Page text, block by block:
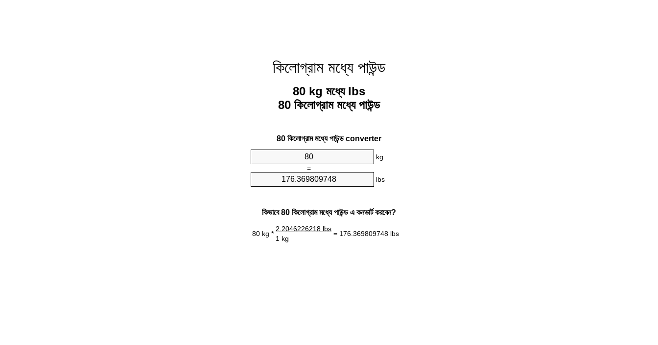
কিলোগ্রাম মধ্যে পাউন্ড
80 kg মধ্যে lbs
80 কিলোগ্রাম মধ্যে পাউন্ড
80 কিলোগ্রাম মধ্যে পাউন্ড converter
kg
=
lbs
কিভাবে 80 কিলোগ্রাম মধ্যে পাউন্ড এ কনভার্ট করবেন?
80 kg *
2.2046226218 lbs
= 176.369809748 lbs
1 kg